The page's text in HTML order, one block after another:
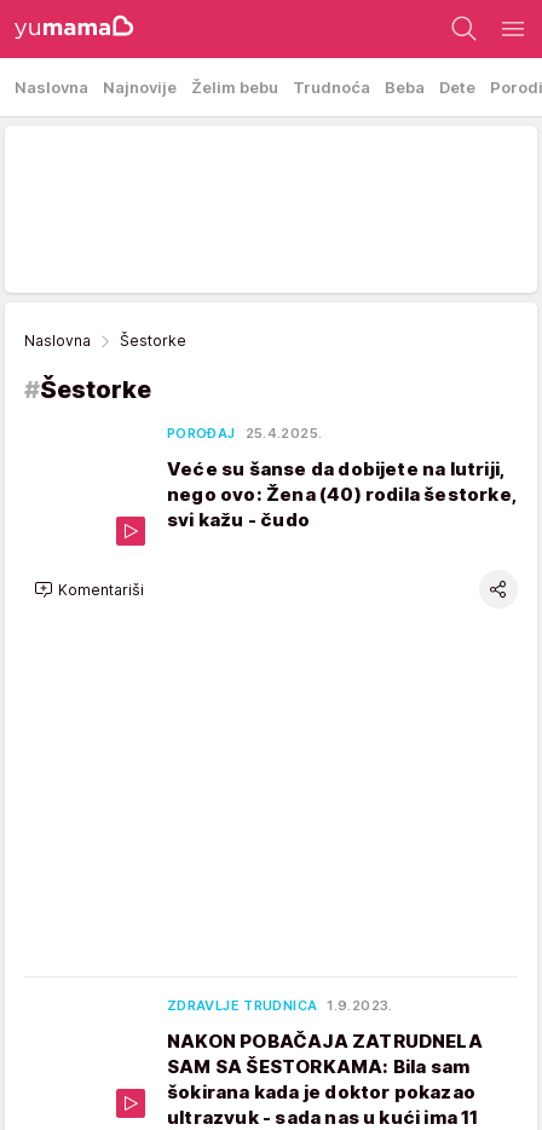
Naslovna Najnovije Želim bebu Trudnoća Beba Dete
Naslovna Šestorke
#Šestorke
POROĐAJ 25.4.2025.
Veće su šanse da dobijete na lutriji,
nego ovo: Žena (40) rodila šestorke,
svi kažu - čudo
Komentariši
ZDRAVLJE TRUDNICA 1.9.2023.
NAKON POBAČAJA ZATRUDNELA
SAM SA ŠESTORKAMA: Bila sam
šokirana kada je doktor pokazao
ultrazvuk - sada nas u kući ima 11